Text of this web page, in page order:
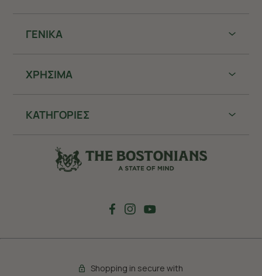
ΓΕΝΙΚΑ
ΧΡHΣΙΜΑ
ΚΑΤΗΓΟΡΙΕΣ
Shopping in secure with